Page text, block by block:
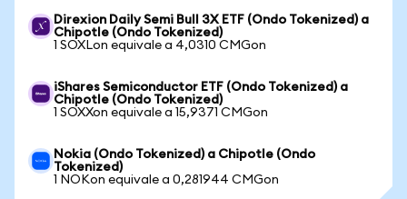
Direxion Daily Semi Bull 3X ETF (Ondo Tokenized) a
Chipotle (Ondo Tokenized)
1 SOXLon equivale a 4,0310 CMGon
iShares Semiconductor ETF (Ondo Tokenized) a
Chipotle (Ondo Tokenized)
1 SOXXon equivale a 15,9371 CMGon
Nokia (Ondo Tokenized) a Chipotle (Ondo
Tokenized)
1 NOKon equivale a 0,281944 CMGon